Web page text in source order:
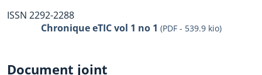
ISSN 2292-2288
Chronique eTIC vol 1 no 1 (PDF - 539.9 kio)
Document joint